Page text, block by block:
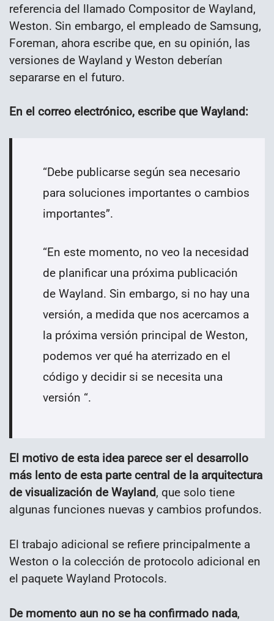
referencia del llamado Compositor de Wayland,
Weston. Sin embargo, el empleado de Samsung,
Foreman, ahora escribe que, en su opinión, las
versiones de Wayland y Weston deberían
separarse en el futuro.
En el correo electrónico, escribe que Wayland:
“Debe publicarse según sea necesario
para soluciones importantes o cambios
importantes”.
“En este momento, no veo la necesidad
de planificar una próxima publicación
de Wayland. Sin embargo, si no hay una
versión, a medida que nos acercamos a
la próxima versión principal de Weston,
podemos ver qué ha aterrizado en el
código y decidir si se necesita una
versión “.
El motivo de esta idea parece ser el desarrollo
más lento de esta parte central de la arquitectura
de visualización de Wayland, que solo tiene
algunas funciones nuevas y cambios profundos.
El trabajo adicional se refiere principalmente a
Weston o la colección de protocolo adicional en
el paquete Wayland Protocols.
De momento aun no se ha confirmado nada,